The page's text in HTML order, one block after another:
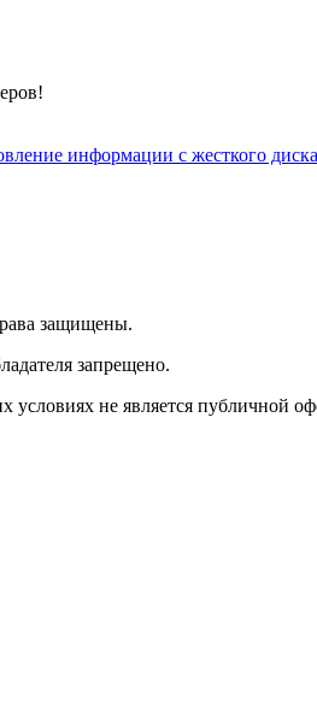
информации с жесткого диска
защищены.
запрещено.
не является публичной